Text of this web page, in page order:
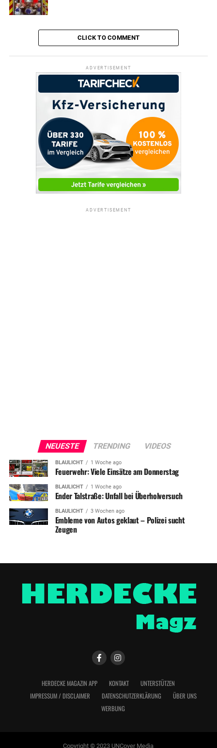
CLICK TO COMMENT
ADVERTISEMENT
ADVERTISEMENT
NEUESTE TRENDING VIDEOS
BLAULICHT 1 Woche ago
Feuerwehr: Viele Einsätze am Donnerstag
BLAULICHT 1 Woche ago
Ender Talstraße: Unfall bei Überholversuch
BLAULICHT 3 Wochen ago
Embleme von Autos geklaut – Polizei sucht
Zeugen
HERDECKE MAGAZIN APP KONTAKT
UNTERSTÜTZEN
IMPRESSUM / DISCLAIMER
DATENSCHUTZERKLÄRUNG
ÜBER UNS
WERBUNG
Copyright © 2023 UNCover Media